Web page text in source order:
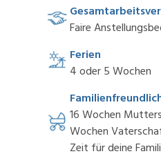
Faire
Ferien
4 oder 5 Wochen
16 Wochen
Wochen
Zeit für deine